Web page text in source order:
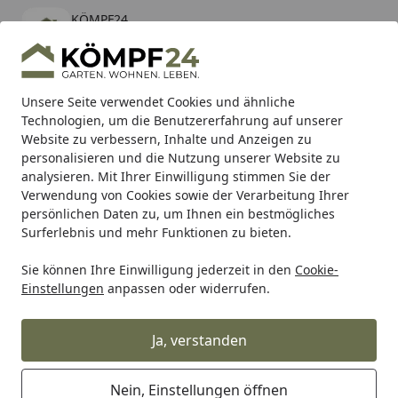
Unsere Seite verwendet Cookies und ähnliche
Technologien, um die Benutzererfahrung auf unserer
Website zu verbessern, Inhalte und Anzeigen zu
personalisieren und die Nutzung unserer Website zu
analysieren. Mit Ihrer Einwilligung stimmen Sie der
Verwendung von Cookies sowie der Verarbeitung Ihrer
persönlichen Daten zu, um Ihnen ein bestmögliches
Surferlebnis und mehr Funktionen zu bieten.
Sie können Ihre Einwilligung jederzeit in den Cookie-
Einstellungen anpassen oder widerrufen.
Ja, verstanden
Nein, Einstellungen öffnen
KÖMPF24
kostenlos - Im App Store
Hotline
Alle Produkte
Mein Konto
Suchen
Karibu Pools inkl. gratis Sandfilteranlage & Pool-
Starterset (Gesamtwert bis 468,99€)
Startseite
Burg-Wächter Burg-Wächter Kassetten &
Burg Wächter Geldzählkassette ZK